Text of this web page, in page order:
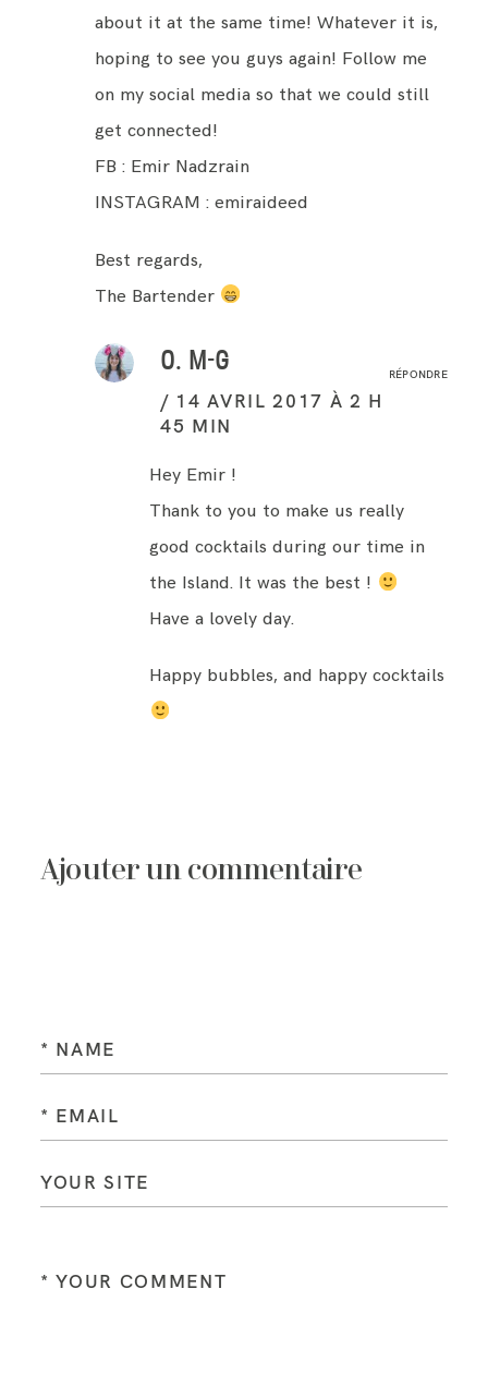
about it at the same time! Whatever it is,
hoping to see you guys again! Follow me
on my social media so that we could still
get connected!
FB : Emir Nadzrain
INSTAGRAM : emiraideed
Best regards,
The Bartender
O. M-G
14 AVRIL 2017 À 2 H
45 MIN
RÉPONDRE
Hey Emir !
Thank to you to make us really
good cocktails during our time in
the Island. It was the best !
Have a lovely day.
Happy bubbles, and happy cocktails
Ajouter un commentaire